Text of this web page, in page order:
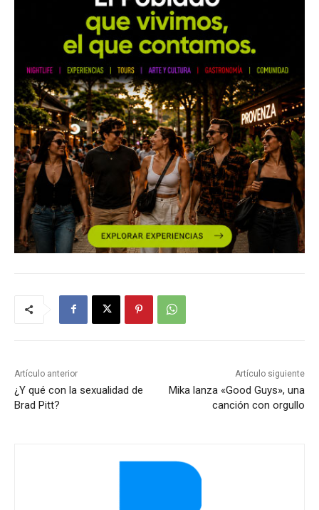
Artículo anterior
¿Y qué con la sexualidad de
Brad Pitt?
Artículo siguiente
Mika lanza «Good Guys», una
canción con orgullo